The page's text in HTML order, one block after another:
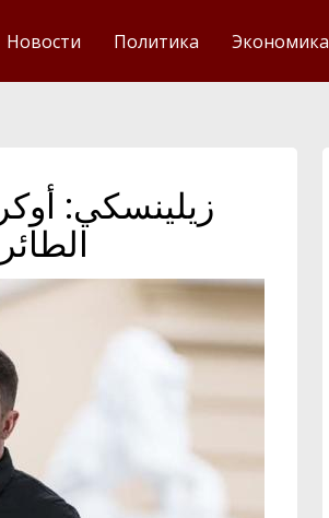
Новости Политика Экономика
زيلينسكي: